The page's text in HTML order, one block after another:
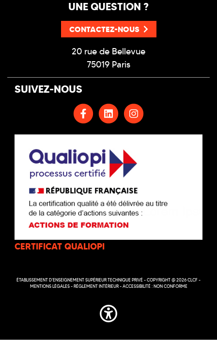
UNE QUESTION ?
CONTACTEZ-NOUS
20 rue de Bellevue
75019 Paris
SUIVEZ-NOUS
CERTIFICAT QUALIOPI
ÉTABLISSEMENT D’ENSEIGNEMENT SUPÉRIEUR TECHNIQUE PRIVÉ - COPYRIGHT @ 2026 CLCF -
MENTIONS LÉGALES-RÉGLEMENT INTÉRIEUR-ACCESSIBILITÉ : NON CONFORME